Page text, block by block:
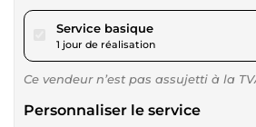
Service basiquepour 17,28 $US
1 jour de réalisation
Ce vendeur n’est pas assujetti à la
Personnaliser le service